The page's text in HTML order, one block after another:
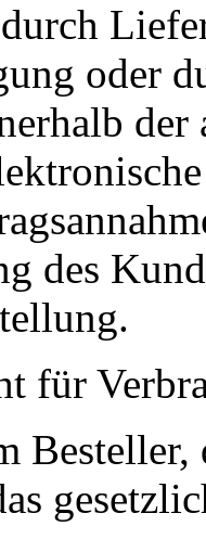
oder
der
des
für